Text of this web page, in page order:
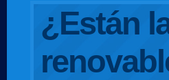
¿Están